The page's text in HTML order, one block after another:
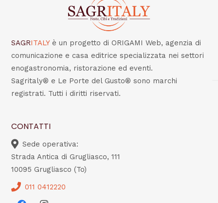
SAGRITALY è un progetto di ORIGAMI Web, agenzia di
comunicazione e casa editrice specializzata nei settori
enogastronomia, ristorazione ed eventi.
Sagritaly® e Le Porte del Gusto® sono marchi
registrati. Tutti i diritti riservati.
CONTATTI
Sede operativa:
Strada Antica di Grugliasco, 111
10095 Grugliasco (To)
011 0412220